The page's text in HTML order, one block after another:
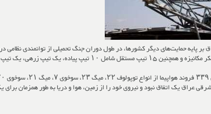
عراق یک اتفاق نبود و نیروی خود را از زمین، هوا و دریا به طور همزمان